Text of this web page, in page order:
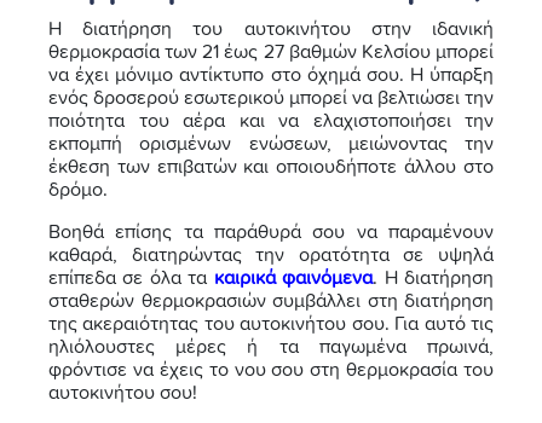
Η διατήρηση του αυτοκινήτου στην ιδανική
θερμοκρασία των 21 έως 27 βαθμών Κελσίου μπορεί
να έχει μόνιμο αντίκτυπο στο όχημά σου. Η ύπαρξη
ενός δροσερού εσωτερικού μπορεί να βελτιώσει την
ποιότητα του αέρα και να ελαχιστοποιήσει την
εκπομπή ορισμένων ενώσεων, μειώνοντας την
έκθεση των επιβατών και οποιουδήποτε άλλου στο
δρόμο.
Βοηθά επίσης τα παράθυρά σου να παραμένουν
καθαρά, διατηρώντας την ορατότητα σε υψηλά
επίπεδα σε όλα τα καιρικά φαινόμενα. Η διατήρηση
σταθερών θερμοκρασιών συμβάλλει στη διατήρηση
της ακεραιότητας του αυτοκινήτου σου. Για αυτό τις
ηλιόλουστες μέρες ή τα παγωμένα πρωινά,
φρόντισε να έχεις το νου σου στη θερμοκρασία του
αυτοκινήτου σου!